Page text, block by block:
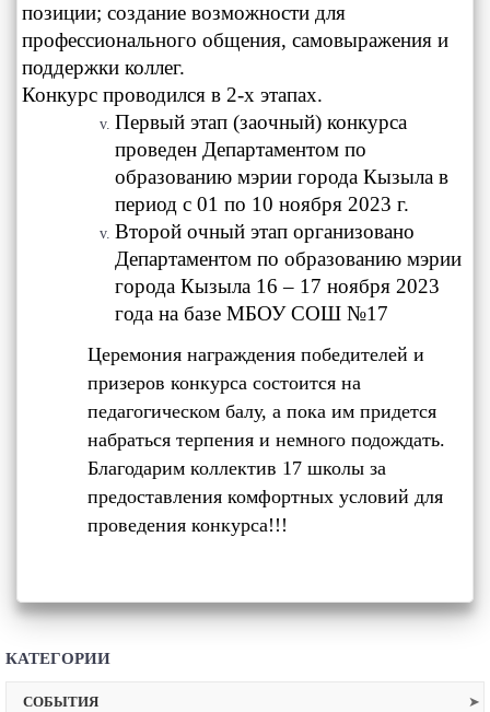
позиции; создание возможности для
профессионального общения, самовыражения и
поддержки коллег.
Конкурс проводился в 2-х этапах.
Первый этап (заочный) конкурса
проведен Департаментом по
образованию мэрии города Кызыла в
период с 01 по 10 ноября 2023 г.
Второй очный этап организовано
Департаментом по образованию мэрии
города Кызыла 16 – 17 ноября 2023
года на базе МБОУ СОШ №17
Церемония награждения победителей и
призеров конкурса состоится на
педагогическом балу, а пока им придется
набраться терпения и немного подождать.
Благодарим коллектив 17 школы за
предоставления комфортных условий для
проведения конкурса!!!
КАТЕГОРИИ
СОБЫТИЯ